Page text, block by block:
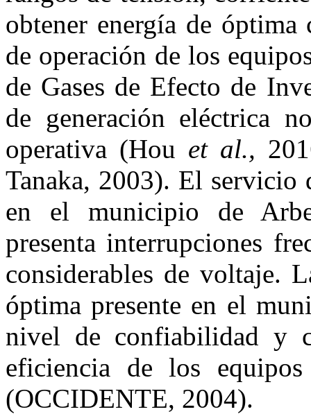
obtener energía de
de operación de los
de Gases de Efecto de
de generación eléctrica
operativa (Hou et al.,
Tanaka, 2003). El servicio
en el municipio de
presenta interrupciones
considerables de voltaje.
óptima presente en el
nivel de confiabilidad y
eficiencia de los
(OCCIDENTE, 2004).